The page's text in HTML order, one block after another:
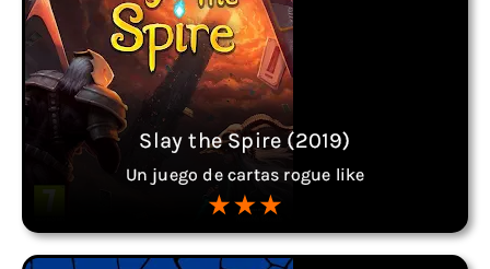
Slay the Spire (2019)
Un juego de cartas rogue like